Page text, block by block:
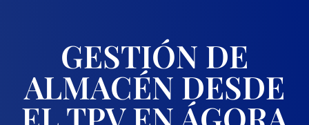
GESTIÓN DE
ALMACÉN DESDE